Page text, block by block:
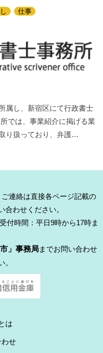
仕事
属し、新宿区にて行政書士
では、事業紹介に掲げる業
り扱っており、弁護…
連絡は直接各ページ記載の
合わせください。
付時間：平日9時から17時ま
」事務局までお問い合わせ
。
は
わせ